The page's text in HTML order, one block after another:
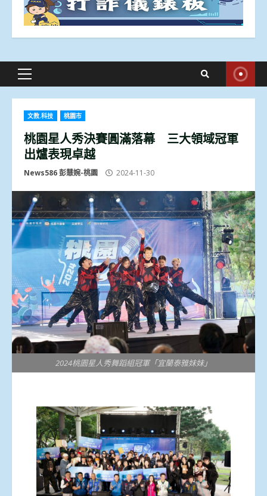
Primary
文教.科技 桃園市
桃園星人秀決賽圓滿落幕 三大領域冠軍
出爐表現卓越
News586 彭慧婉-桃園 2024-11-30
2024桃園星人秀舞蹈組冠軍「宜蘭泰雅妹妹」